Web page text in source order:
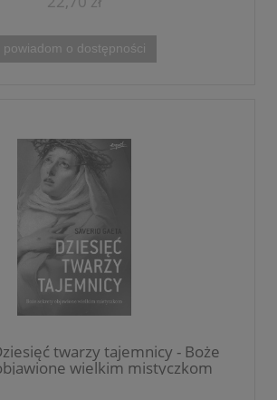
powiadom o dostępności
twarzy tajemnicy - Boże
wielkim mistyczkom